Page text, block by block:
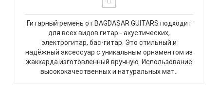
Гитарный ремень от BAGDASAR GUITARS подходит
для всех видов гитар - акустических,
электрогитар, бас-гитар. Это стильный и
надёжный аксессуар с уникальным орнаментом из
жаккарда изготовленный вручную. Использование
высококачественных и натуральных мат..